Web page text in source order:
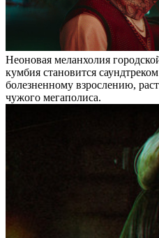
Неоновая меланхолия
кумбия становится
болезненному взрослению,
чужого мегаполиса.